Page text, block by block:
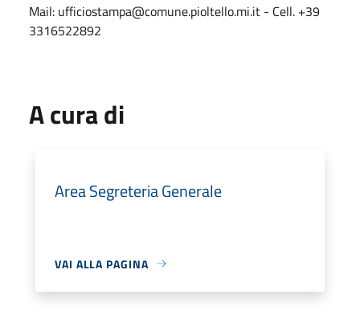
Mail: ufficiostampa@comune.pioltello.mi.it - Cell. +39
3316522892
A cura di
Area Segreteria Generale
VAI ALLA PAGINA